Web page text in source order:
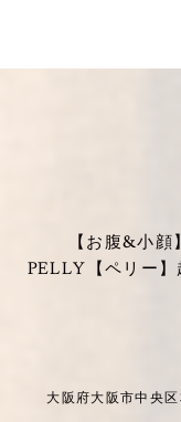
【お腹&小
PELLY【ペリー
大阪府大阪市中央